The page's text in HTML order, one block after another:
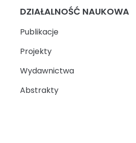
DZIAŁALNOŚĆ NAUKOWA
Publikacje
Projekty
Wydawnictwa
Abstrakty